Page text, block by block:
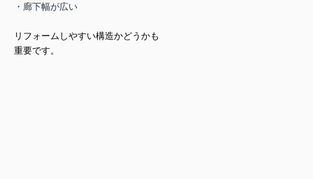
・廊下幅が広い
リフォームしやすい構造かどうかも
重要です。